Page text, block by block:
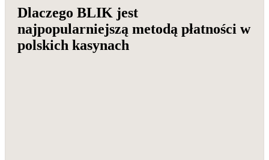
Dlaczego BLIK jest
najpopularniejszą metodą płatności w
polskich kasynach